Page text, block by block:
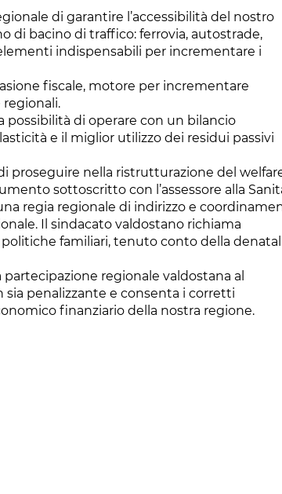
di garantire l’accessibilità del nostro
di bacino di traffico: ferrovia, autostrade,
indispensabili per incrementare i
fiscale, motore per incrementare
possibilità di operare con un bilancio
e il miglior utilizzo dei residui passivi
proseguire nella ristrutturazione del
sottoscritto con l’assessore alla
regia regionale di indirizzo e
Il sindacato valdostano richiama
politiche familiari, tenuto conto della
regionale valdostana al
penalizzante e consenta i corretti
finanziario della nostra regione.